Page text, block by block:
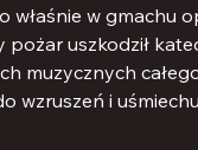
właśnie w gmachu
uszkodził
muzycznych
wzruszeń i